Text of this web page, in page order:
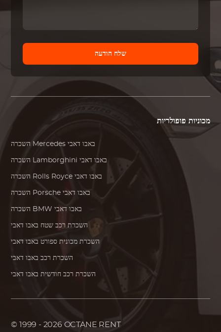
שלח הודעה
מכוניות פופולריות
Mercedes באבו דאבי
Lamborghini באבו דאבי
Rolls Royce באבו דאבי
Porsche באבו דאבי
BMW באבו דאבי
השכרת רכב שטח באבו דאבי
השכרת מכונית ספורט באבו דאבי
השכרת רכב באבו דאבי
השכרת רכב חודשית באבו דאבי
© 1999 - 2026 OCTANE RENT